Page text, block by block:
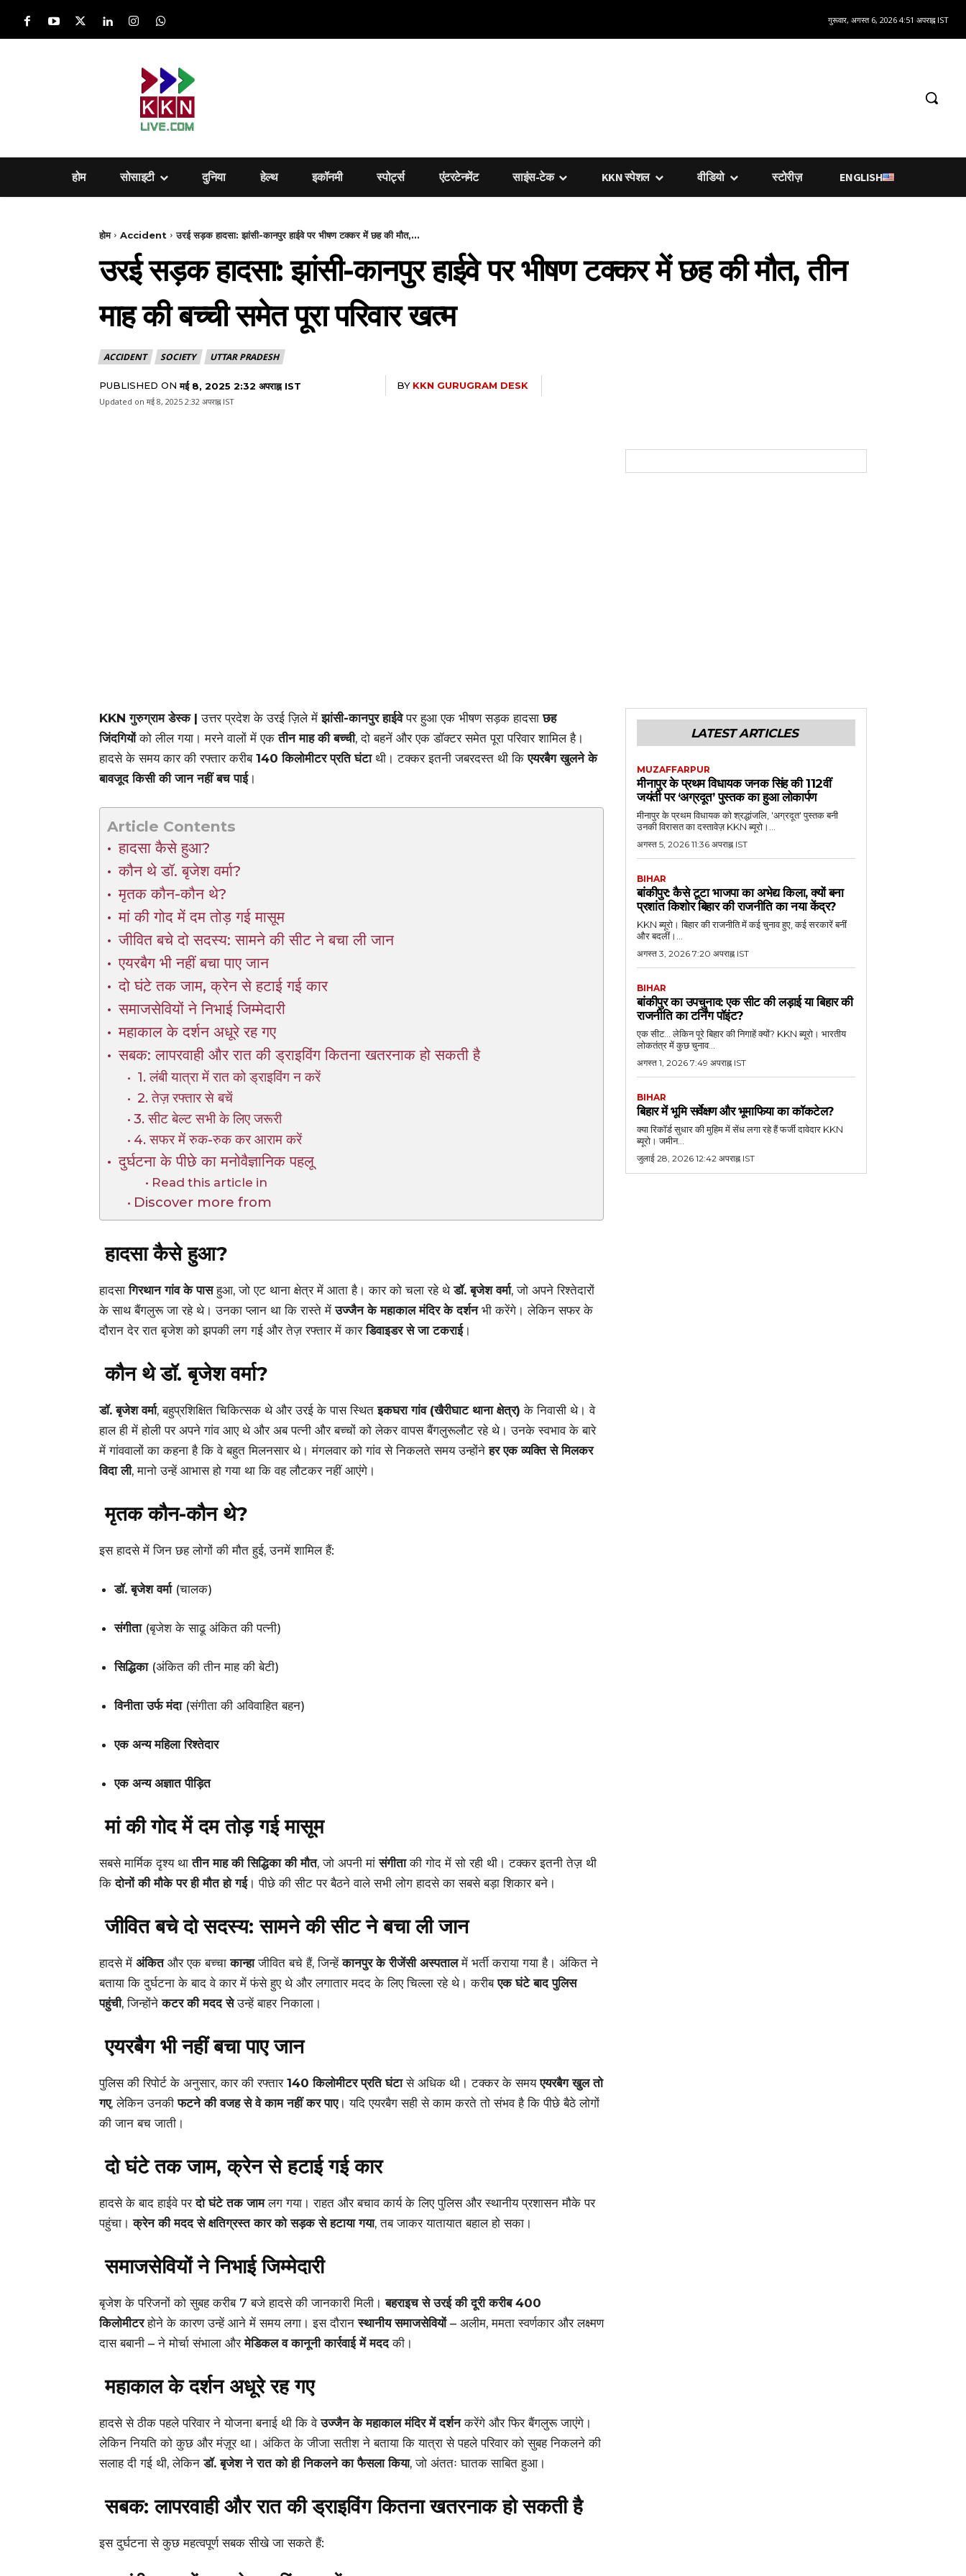
गुरूवार, अगस्त 6, 2026 4:51 अपराह्न IST
होम सोसाइटी दुनिया हेल्‍थ इकॉनमी स्पोर्ट्स एंटरटेनमेंट साइंस-टेक KKN स्पेशल वीडियो स्टोरीज़ ENGLISH
होम Accident उरई सड़क हादसा: झांसी-कानपुर हाईवे पर भीषण टक्कर में छह की मौत,...
उरई सड़क हादसा: झांसी-कानपुर हाईवे पर भीषण टक्कर में छह की मौत, तीन
माह की बच्ची समेत पूरा परिवार खत्म
ACCIDENT SOCIETY UTTAR PRADESH
PUBLISHED ON मई 8, 2025 2:32 अपराह्न IST BY KKN GURUGRAM DESK
Updated on मई 8, 2025 2:32 अपराह्न IST
KKN गुरुग्राम डेस्क | उत्तर प्रदेश के उरई ज़िले मेंझांसी-कानपुर हाईवेपर हुआ एक भीषण सड़क हादसाछह
जिंदगियोंको लील गया। मरने वालों में एकतीन माह की बच्ची, दो बहनें और एक डॉक्टर समेत पूरा परिवार शामिल है।
हादसे के समय कार की रफ्तार करीब 140 किलोमीटर प्रति घंटाथी। टक्कर इतनी जबरदस्त थी किएयरबैग खुलने के
बावजूद किसी की जान नहीं बच पाई।
Article Contents
हादसा कैसे हुआ?
कौन थे डॉ. बृजेश वर्मा?
मृतक कौन-कौन थे?
मां की गोद में दम तोड़ गई मासूम
जीवित बचे दो सदस्य: सामने की सीट ने बचा ली जान
एयरबैग भी नहीं बचा पाए जान
दो घंटे तक जाम, क्रेन से हटाई गई कार
समाजसेवियों ने निभाई जिम्मेदारी
महाकाल के दर्शन अधूरे रह गए
सबक: लापरवाही और रात की ड्राइविंग कितना खतरनाक हो सकती है
1. लंबी यात्रा में रात को ड्राइविंग न करें
2. तेज़ रफ्तार से बचें
3. सीट बेल्ट सभी के लिए जरूरी
4. सफर में रुक-रुक कर आराम करें
दुर्घटना के पीछे का मनोवैज्ञानिक पहलू
Read this article in
Discover more from
हादसा कैसे हुआ?
हादसागिरथान गांव के पासहुआ, जो एट थाना क्षेत्र में आता है। कार को चला रहे थेडॉ. बृजेश वर्मा, जो अपने रिश्तेदारों
के साथ बैंगलुरू जा रहे थे। उनका प्लान था कि रास्ते मेंउज्जैन के महाकाल मंदिर के दर्शनभी करेंगे। लेकिन सफर के
दौरान देर रात बृजेश को झपकी लग गई और तेज़ रफ्तार में कारडिवाइडर से जा टकराई।
कौन थे डॉ. बृजेश वर्मा?
डॉ. बृजेश वर्मा, बहुप्रशिक्षित चिकित्सक थे और उरई के पास स्थितइकघरा गांव (खैरीघाट थाना क्षेत्र) के निवासी थे। वे
हाल ही में होली पर अपने गांव आए थे और अब पत्नी और बच्चों को लेकर वापस बैंगलुरूलौट रहे थे। उनके स्वभाव के बारे
में गांववालों का कहना है कि वे बहुत मिलनसार थे। मंगलवार को गांव से निकलते समय उन्होंनेहर एक व्यक्ति से मिलकर
विदा ली, मानो उन्हें आभास हो गया था कि वह लौटकर नहीं आएंगे।
मृतक कौन-कौन थे?
इस हादसे में जिन छह लोगों की मौत हुई, उनमें शामिल हैं:
डॉ. बृजेश वर्मा(चालक)
संगीता(बृजेश के साढू अंकित की पत्नी)
सिद्धिका(अंकित की तीन माह की बेटी)
विनीता उर्फ मंदा(संगीता की अविवाहित बहन)
एक अन्य महिला रिश्तेदार
एक अन्य अज्ञात पीड़ित
मां की गोद में दम तोड़ गई मासूम
सबसे मार्मिक दृश्य थातीन माह की सिद्धिका की मौत, जो अपनी मांसंगीताकी गोद में सो रही थी। टक्कर इतनी तेज़ थी
किदोनों की मौके पर ही मौत हो गई। पीछे की सीट पर बैठने वाले सभी लोग हादसे का सबसे बड़ा शिकार बने।
जीवित बचे दो सदस्य: सामने की सीट ने बचा ली जान
हादसे में अंकितऔर एक बच्चाकान्हाजीवित बचे हैं, जिन्हेंकानपुर के रीजेंसी अस्पतालमें भर्ती कराया गया है। अंकित ने
बताया कि दुर्घटना के बाद वे कार में फंसे हुए थे और लगातार मदद के लिए चिल्ला रहे थे। करीबएक घंटे बाद पुलिस
पहुंची, जिन्होंनेकटर की मदद सेउन्हें बाहर निकाला।
एयरबैग भी नहीं बचा पाए जान
पुलिस की रिपोर्ट के अनुसार, कार की रफ्तार 140 किलोमीटर प्रति घंटासे अधिक थी। टक्कर के समयएयरबैग खुल तो
गए, लेकिन उनकीफटने की वजह से वे काम नहीं कर पाए। यदि एयरबैग सही से काम करते तो संभव है कि पीछे बैठे लोगों
की जान बच जाती।
दो घंटे तक जाम, क्रेन से हटाई गई कार
हादसे के बाद हाईवे परदो घंटे तक जामलग गया। राहत और बचाव कार्य के लिए पुलिस और स्थानीय प्रशासन मौके पर
पहुंचा।क्रेन की मदद से क्षतिग्रस्त कार को सड़क से हटाया गया, तब जाकर यातायात बहाल हो सका।
समाजसेवियों ने निभाई जिम्मेदारी
बृजेश के परिजनों को सुबह करीब 7 बजे हादसे की जानकारी मिली।बहराइच से उरई की दूरी करीब 400
किलोमीटरहोने के कारण उन्हें आने में समय लगा। इस दौरानस्थानीय समाजसेवियों– अलीम, ममता स्वर्णकार और लक्ष्मण
दास बबानी – ने मोर्चा संभाला औरमेडिकल व कानूनी कार्रवाई में मददकी।
महाकाल के दर्शन अधूरे रह गए
हादसे से ठीक पहले परिवार ने योजना बनाई थी कि वेउज्जैन के महाकाल मंदिर में दर्शनकरेंगे और फिर बैंगलुरू जाएंगे।
लेकिन नियति को कुछ और मंज़ूर था। अंकित के जीजा सतीश ने बताया कि यात्रा से पहले परिवार को सुबह निकलने की
सलाह दी गई थी, लेकिनडॉ. बृजेश ने रात को ही निकलने का फैसला किया, जो अंततः घातक साबित हुआ।
सबक: लापरवाही और रात की ड्राइविंग कितना खतरनाक हो सकती है
इस दुर्घटना से कुछ महत्वपूर्ण सबक सीखे जा सकते हैं:
LATEST ARTICLES
MUZAFFARPUR
मीनापुर के प्रथम विधायक जनक सिंह की 112वीं
जयंती पर ‘अग्रदूत’ पुस्तक का हुआ लोकार्पण
मीनापुर के प्रथम विधायक को श्रद्धांजलि, 'अग्रदूत' पुस्तक बनी
उनकी विरासत का दस्तावेज़ KKN ब्यूरो।...
अगस्त 5, 2026 11:36 अपराह्न IST
BIHAR
बांकीपुर: कैसे टूटा भाजपा का अभेद्य किला, क्यों बना
प्रशांत किशोर बिहार की राजनीति का नया केंद्र?
KKN ब्यूरो। बिहार की राजनीति में कई चुनाव हुए, कई सरकारें बनीं
और बदलीं।...
अगस्त 3, 2026 7:20 अपराह्न IST
BIHAR
बांकीपुर का उपचुनाव: एक सीट की लड़ाई या बिहार की
राजनीति का टर्निंग पॉइंट?
एक सीट... लेकिन पूरे बिहार की निगाहें क्यों? KKN ब्यूरो। भारतीय
लोकतंत्र में कुछ चुनाव...
अगस्त 1, 2026 7:49 अपराह्न IST
BIHAR
बिहार में भूमि सर्वेक्षण और भूमाफिया का कॉकटेल?
क्या रिकॉर्ड सुधार की मुहिम में सेंध लगा रहे हैं फर्जी दावेदार KKN
ब्यूरो। जमीन...
जुलाई 28, 2026 12:42 अपराह्न IST